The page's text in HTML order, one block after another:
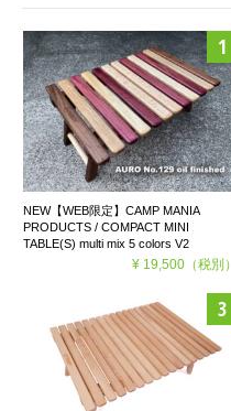
NEW【WEB限定】CAMP MANIA
PRODUCTS / COMPACT MINI
TABLE(S) multi mix 5 colors V2
¥ 19,500（税別）